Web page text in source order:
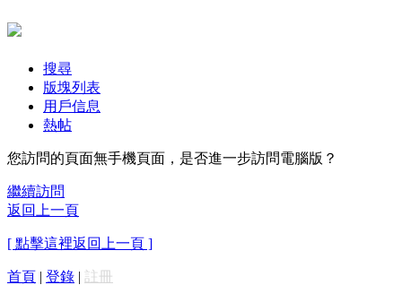
搜尋
版塊列表
用戶信息
熱帖
您訪問的頁面無手機頁面，是否進一步訪問電腦版？
繼續訪問
返回上一頁
[ 點擊這裡返回上一頁 ]
首頁 | 登錄 | 註冊